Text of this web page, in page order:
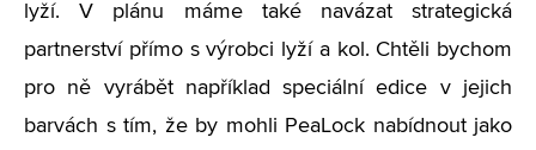
lyží. V plánu máme také navázat strategická
partnerství přímo s výrobci lyží a kol. Chtěli bychom
pro ně vyrábět například speciální edice v jejich
barvách s tím, že by mohli PeaLock nabídnout jako